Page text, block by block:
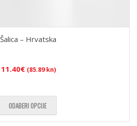
Šalica – Hrvatska
11.40€ (85.89 kn)
ODABERI OPCIJE